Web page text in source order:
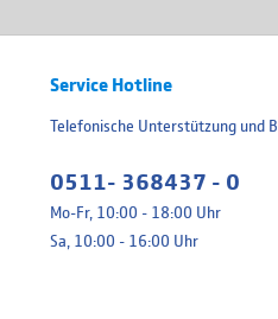
Service Hotline
Telefonische Unterstützung und
0511- 368437 - 0
Mo-Fr, 10:00 - 18:00 Uhr
Sa, 10:00 - 16:00 Uhr